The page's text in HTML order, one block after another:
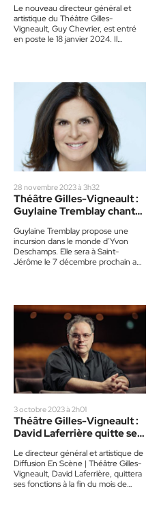
Le nouveau directeur général et
artistique du Théâtre Gilles-
Vigneault, Guy Chevrier, est entré
en poste le 18 janvier 2024. Il
28 novembre 2023 à 3h32
Théâtre Gilles-Vigneault :
Guylaine Tremblay chante
Guylaine Tremblay propose une
incursion dans le monde d’Yvon
Deschamps. Elle sera à Saint-
Jérôme le 7 décembre prochain au
3 octobre 2023 à 2h01
Théâtre Gilles-Vigneault :
David Laferrière quitte ses
Le directeur général et artistique de
Diffusion En Scène | Théâtre Gilles-
Vigneault, David Laferrière, quittera
ses fonctions à la fin du mois de